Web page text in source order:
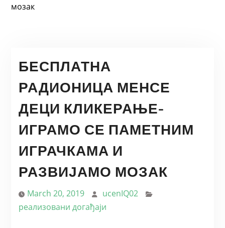
мозак
БЕСПЛАТНА
РАДИОНИЦА МЕНСЕ
ДЕЦИ КЛИКЕРАЊЕ-
ИГРАМО СЕ ПАМЕТНИМ
ИГРАЧКАМА И
РАЗВИЈАМО МОЗАК
March 20, 2019
ucenIQ02
реализовани догађаји